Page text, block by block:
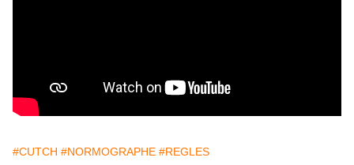
#CUTCH #NORMOGRAPHE #REGLES